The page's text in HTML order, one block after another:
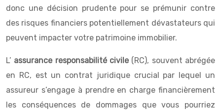
donc une décision prudente pour se prémunir contre
des risques financiers potentiellement dévastateurs qui
peuvent impacter votre patrimoine immobilier.
L’ assurance responsabilité civile (RC), souvent abrégée
en RC, est un contrat juridique crucial par lequel un
assureur s’engage à prendre en charge financièrement
les conséquences de dommages que vous pourriez